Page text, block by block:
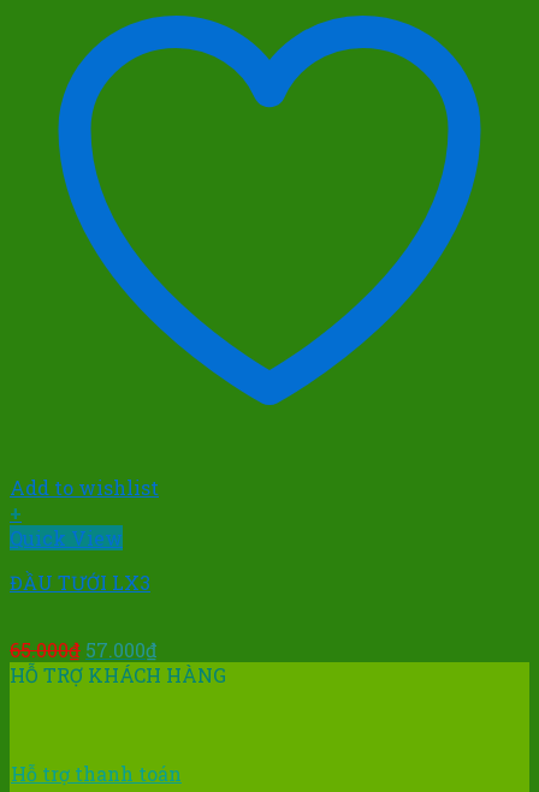
Add to wishlist
+
Quick View
ĐẦU TƯỚI LX3
65.000₫ Giá
gốc
57.000₫
hiện
HỖ TRỢ KHÁCH HÀNG
Hỗ trợ thanh toán